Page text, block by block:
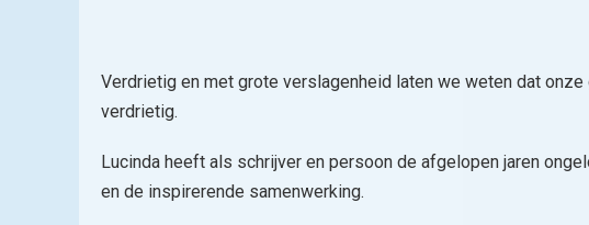
Verdrietig en met grote verslagenheid laten we weten dat
verdrietig.
Lucinda heeft als schrijver en persoon de afgelopen jaren
en de inspirerende samenwerking.